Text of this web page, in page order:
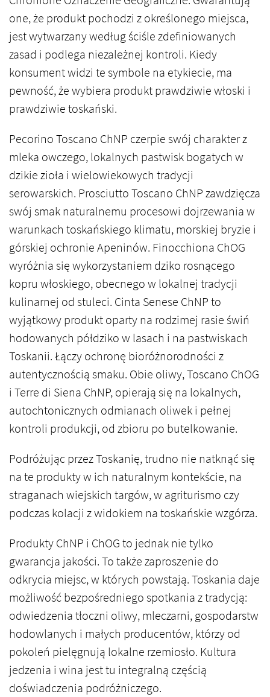
one, że produkt pochodzi z określonego miejsca,
jest wytwarzany według ściśle zdefiniowanych
zasad i podlega niezależnej kontroli. Kiedy
konsument widzi te symbole na etykiecie, ma
pewność, że wybiera produkt prawdziwie włoski i
prawdziwie toskański.
Pecorino Toscano ChNP czerpie swój charakter z
mleka owczego, lokalnych pastwisk bogatych w
dzikie zioła i wielowiekowych tradycji
serowarskich. Prosciutto Toscano ChNP zawdzięcza
swój smak naturalnemu procesowi dojrzewania w
warunkach toskańskiego klimatu, morskiej bryzie i
górskiej ochronie Apeninów. Finocchiona ChOG
wyróżnia się wykorzystaniem dziko rosnącego
kopru włoskiego, obecnego w lokalnej tradycji
kulinarnej od stuleci. Cinta Senese ChNP to
wyjątkowy produkt oparty na rodzimej rasie świń
hodowanych półdziko w lasach i na pastwiskach
Toskanii. Łączy ochronę bioróżnorodności z
autentycznością smaku. Obie oliwy, Toscano ChOG
i Terre di Siena ChNP, opierają się na lokalnych,
autochtonicznych odmianach oliwek i pełnej
kontroli produkcji, od zbioru po butelkowanie.
Podróżując przez Toskanię, trudno nie natknąć się
na te produkty w ich naturalnym kontekście, na
straganach wiejskich targów, w agriturismo czy
podczas kolacji z widokiem na toskańskie wzgórza.
Produkty ChNP i ChOG to jednak nie tylko
gwarancja jakości. To także zaproszenie do
odkrycia miejsc, w których powstają. Toskania daje
możliwość bezpośredniego spotkania z tradycją:
odwiedzenia tłoczni oliwy, mleczarni, gospodarstw
hodowlanych i małych producentów, którzy od
pokoleń pielęgnują lokalne rzemiosło. Kultura
jedzenia i wina jest tu integralną częścią
doświadczenia podróżniczego.